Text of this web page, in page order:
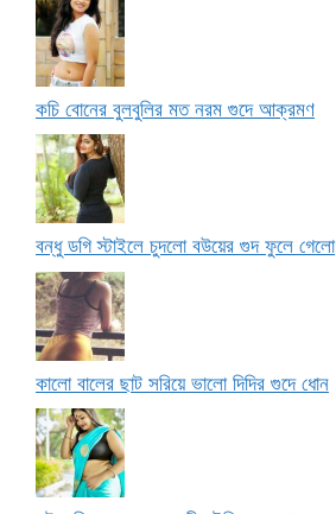
কচি বোনের বুলবুলির মত নরম গুদে আক্রমণ
বন্ধু ডগি স্টাইলে চুদলো বউয়ের গুদ ফুলে গেলো
কালো বালের ছাট সরিয়ে ভালো দিদির গুদে ধোন